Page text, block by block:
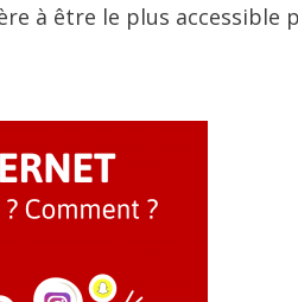
à être le plus accessible